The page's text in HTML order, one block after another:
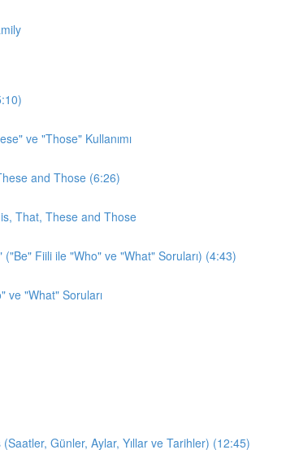
ve "Those" Kullanımı
and Those (6:26)
That, These and Those
Fiili ile "Who" ve "What" Soruları) (4:43)
ve "What" Soruları
Günler, Aylar, Yıllar ve Tarihler) (12:45)